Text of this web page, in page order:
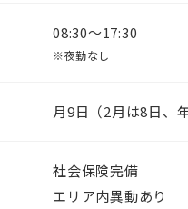
08:30〜17:30
※夜勤なし
月9日（2月は8日、
社会保険完備
エリア内異動あり